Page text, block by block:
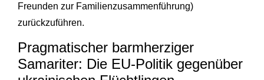
Freunden zur Familienzusammenführung)
zurückzuführen.
Pragmatischer barmherziger
Samariter: Die EU-Politik gegenüber